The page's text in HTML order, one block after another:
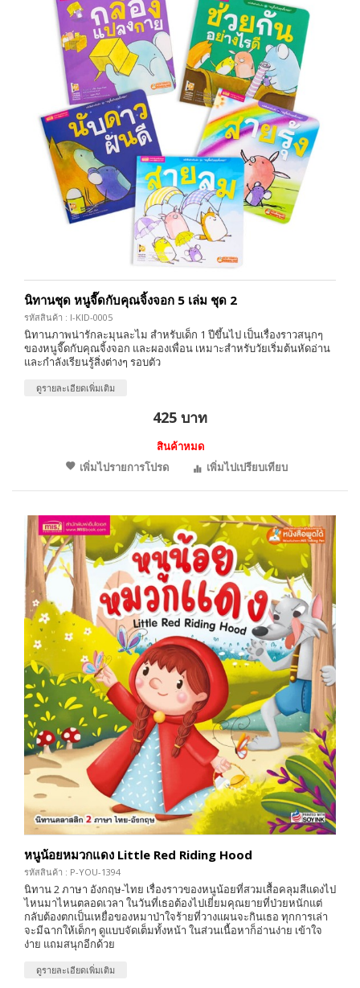
นิทานชุด หนูจี๊ดกับคุณจิ้งจอก 5 เล่ม ชุด 2
รหัสสินค้า : I-KID-0005
นิทานภาพน่ารักละมุนละไม สำหรับเด็ก 1 ปีขึ้นไป เป็นเรื่องราวสนุกๆ
ของหนูจี๊ดกับคุณจิ้งจอก และผองเพื่อน เหมาะสำหรับวัยเริ่มต้นหัดอ่าน
และกำลังเรียนรู้สิ่งต่างๆ รอบตัว
ดูรายละเอียดเพิ่มเติม
425 บาท
สินค้าหมด
เพิ่มไปรายการโปรด
เพิ่มไปเปรียบเทียบ
หนูน้อยหมวกแดง Little Red Riding Hood
รหัสสินค้า : P-YOU-1394
นิทาน 2 ภาษา อังกฤษ-ไทย เรื่องราวของหนูน้อยที่สวมเสื้อคลุมสีแดงไป
ไหนมาไหนตลอดเวลา ในวันที่เธอต้องไปเยี่ยมคุณยายที่ป่วยหนักแต่
กลับต้องตกเป็นเหยื่อของหมาป่าใจร้ายที่วางแผนจะกินเธอ ทุกการเล่า
จะมีฉากให้เด็กๆ ดูแบบจัดเต็มทั้งหน้า ในส่วนเนื้อหาก็อ่านง่าย เข้าใจ
ง่าย แถมสนุกอีกด้วย
ดูรายละเอียดเพิ่มเติม